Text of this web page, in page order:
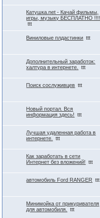
Катушка.net - Качай фильмы,
игры, музыку БЕСПЛАТНО !!!!
ttt
Виниловые плдастинки ttt
Дополнительный заработок:
халтура в интернете.
ttt
Поиск сослуживцев ttt
Новый портал. Вся
информация здесь!
ttt
Лучшая удаленная работа в
интернете.
ttt
Как заработать в сети
Интернет без вложений!
ttt
автомобиль Ford RANGER ttt
Минимойка от прикуривателя
для автомобиля.
ttt